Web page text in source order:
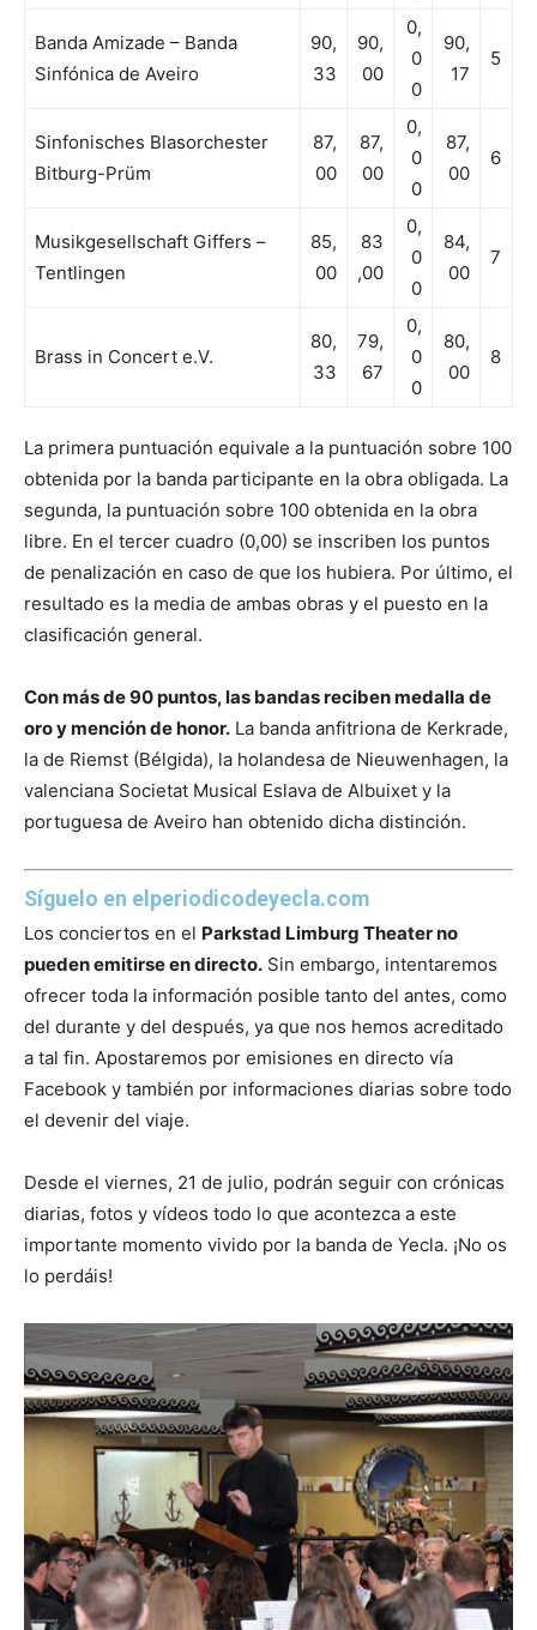
Banda Amizade – Banda
Sinfónica de Aveiro
90,
33
90,
00
0,
0
0
90,
17
5
Sinfonisches Blasorchester
Bitburg-Prüm
87,
00
87,
00
0,
0
0
87,
00
6
Musikgesellschaft Giffers –
Tentlingen
85,
00
83
,00
0,
0
0
84,
00
7
Brass in Concert e.V.
80,
33
79,
67
0,
0
0
80,
00
8
La primera puntuación equivale a la puntuación sobre 100
obtenida por la banda participante en la obra obligada. La
segunda, la puntuación sobre 100 obtenida en la obra
libre. En el tercer cuadro (0,00) se inscriben los puntos
de penalización en caso de que los hubiera. Por último, el
resultado es la media de ambas obras y el puesto en la
clasificación general.
Con más de 90 puntos, las bandas reciben medalla de
oro y mención de honor. La banda anfitriona de Kerkrade,
la de Riemst (Bélgida), la holandesa de Nieuwenhagen, la
valenciana Societat Musical Eslava de Albuixet y la
portuguesa de Aveiro han obtenido dicha distinción.
Síguelo en elperiodicodeyecla.com
Los conciertos en el Parkstad Limburg Theater no
pueden emitirse en directo. Sin embargo, intentaremos
ofrecer toda la información posible tanto del antes, como
del durante y del después, ya que nos hemos acreditado
a tal fin. Apostaremos por emisiones en directo vía
Facebook y también por informaciones diarias sobre todo
el devenir del viaje.
Desde el viernes, 21 de julio, podrán seguir con crónicas
diarias, fotos y vídeos todo lo que acontezca a este
importante momento vivido por la banda de Yecla. ¡No os
lo perdáis!